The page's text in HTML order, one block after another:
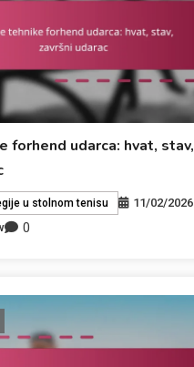
forhend udarca: hvat, stav,
u stolnom tenisu
11/02/2026
0